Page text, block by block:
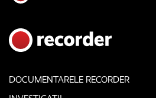
DOCUMENTARELE RECORDER